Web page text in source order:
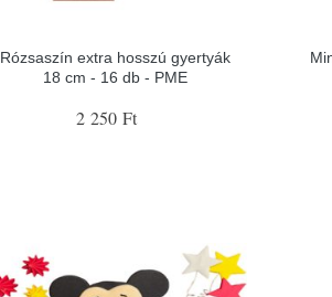
Rózsaszín extra hosszú gyertyák
18 cm - 16 db - PME
2 250 Ft